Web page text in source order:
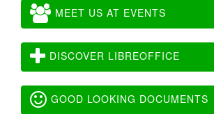
MEET US AT EVENTS
DISCOVER LIBREOFFICE
GOOD LOOKING DOCUMENTS